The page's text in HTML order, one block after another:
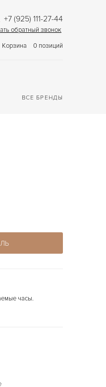
+7 (925) 111-27-44
обратный звонок
Корзина
0 позиций
ВСЕ БРЕНДЫ
часы.